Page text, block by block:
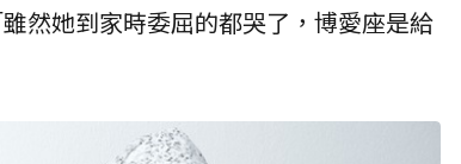
然她到家時委屈的都哭了，博愛座是給